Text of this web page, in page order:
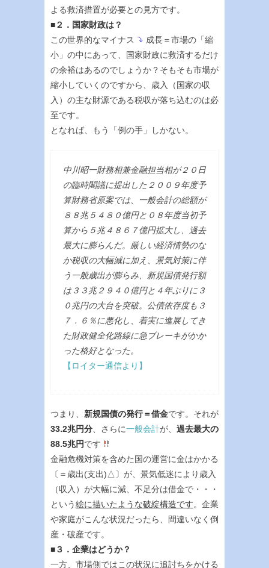
よる救済措置が必要との見方です。
■２．国家財政は？
この世界的なマイナス
成長＝市場の「縮
小」の中にあって、国家財政に救済するだけ
の余裕はあるのでしょうか？そもそも市場が
縮小していくのですから、歳入（国家の収
入）の主な財源である税収が落ち込むのは必
至です。
となれば、もう「例の手」しかない。
中川昭一財務相兼金融担当相が２０日
の臨時閣議に提出した２００９年度予
算財務省原案では、一般会計の総額が
８８兆５４８０億円と０８年度当初予
算から５兆４８６７億円拡大し、過去
最大に膨らんだ。厳しい経済情勢のな
か税収の大幅減に加え、景気対策に伴
う一般歳出が膨らみ、新規国債発行額
は３３兆２９４０億円と４年ぶりに３
０兆円の大台を突破。公債依存度も３
７．６％に悪化し、着実に進展してき
た財政健全化路線に急ブレーキがかか
った格好となった。
【ロイター通信より】
つまり、 新規国債の発行＝借金です。それが
33.2兆円分 、さらに一般会計が、 過去最大の
88.5兆円です
金融危機対策を含めた国の運営に金はかかる
〔＝歳出(支出)△〕が、景気低迷により歳入
（収入）が大幅に減、不足分は借金で・・・
という絵に描いたような破綻構造です。企業
や家庭がこんな状況だったら、間違いなく倒
産・破産です。
■３．企業はどうか？
一方、市場側ではこの状況に追討ちをかける